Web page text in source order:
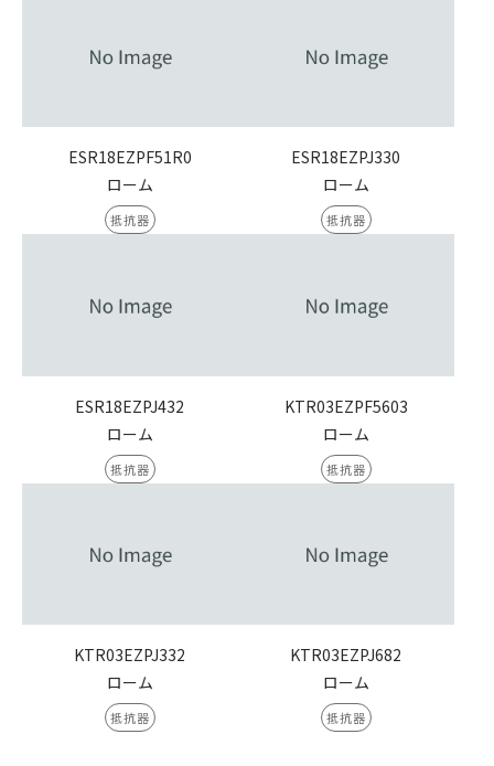
ESR18EZPF51R0
ローム
抵抗器
ESR18EZPJ330
ローム
抵抗器
ESR18EZPJ432
ローム
抵抗器
KTR03EZPF5603
ローム
抵抗器
KTR03EZPJ332
ローム
抵抗器
KTR03EZPJ682
ローム
抵抗器